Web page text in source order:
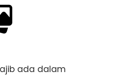
ada dalam